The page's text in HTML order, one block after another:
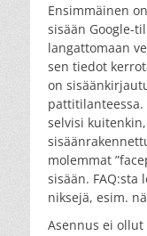
Ensimmäinen
sisään Google-
langattomaan
sen tiedot
on
pattitilanteessa.
selvisi
molemmat
sisään.
niksejä, esim.
Asennus ei